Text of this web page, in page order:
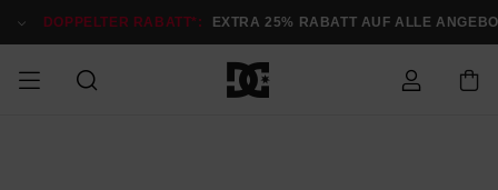
Produktinformation
DOPPELTER RABATT*: EXTRA 25% RABATT AUF ALLE